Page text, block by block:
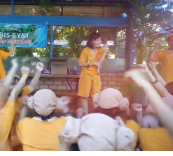
vui ý nghĩa khó quên.
mưa?” để tăng cường sức
vui chơi.
ngay trung tâm Sài Gòn.